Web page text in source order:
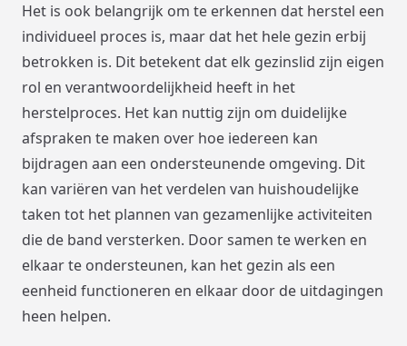
Het is ook belangrijk om te erkennen dat herstel een
individueel proces is, maar dat het hele gezin erbij
betrokken is. Dit betekent dat elk gezinslid zijn eigen
rol en verantwoordelijkheid heeft in het
herstelproces. Het kan nuttig zijn om duidelijke
afspraken te maken over hoe iedereen kan
bijdragen aan een ondersteunende omgeving. Dit
kan variëren van het verdelen van huishoudelijke
taken tot het plannen van gezamenlijke activiteiten
die de band versterken. Door samen te werken en
elkaar te ondersteunen, kan het gezin als een
eenheid functioneren en elkaar door de uitdagingen
heen helpen.